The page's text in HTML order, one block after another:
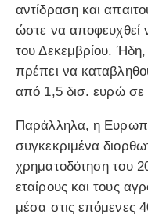
αντίδραση και
ώστε να αποφευχθεί
του Δεκεμβρίου.
πρέπει να
από 1,5 δισ. ευρώ σε
Παράλληλα, η
συγκεκριμένα
χρηματοδότηση του
εταίρους και τους
μέσα στις επόμενες